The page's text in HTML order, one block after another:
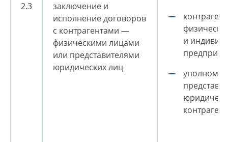
2.3
заключение и
исполнение договоров
с контрагентами —
физическими лицами
или представителями
юридических лиц
и